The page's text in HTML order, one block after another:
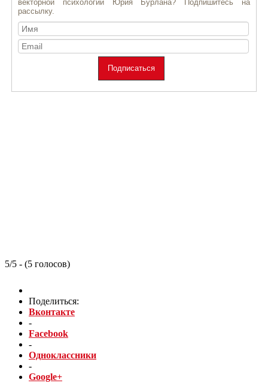
5/5 - (5 голосов)
Поделиться:
Вконтакте
-
Facebook
-
Одноклассники
-
Google+